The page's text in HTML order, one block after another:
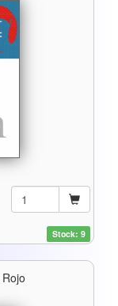
Stock: 9